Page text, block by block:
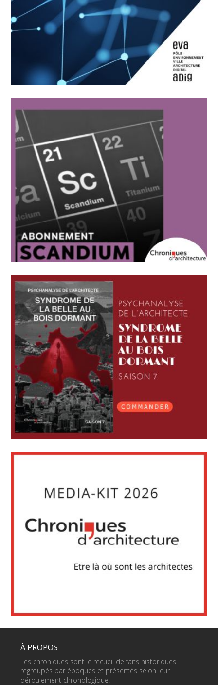
À PROPOS
Les chroniques sont le recueil de faits historiques
regroupés par époques et présentés selon leur
déroulement chronologique.